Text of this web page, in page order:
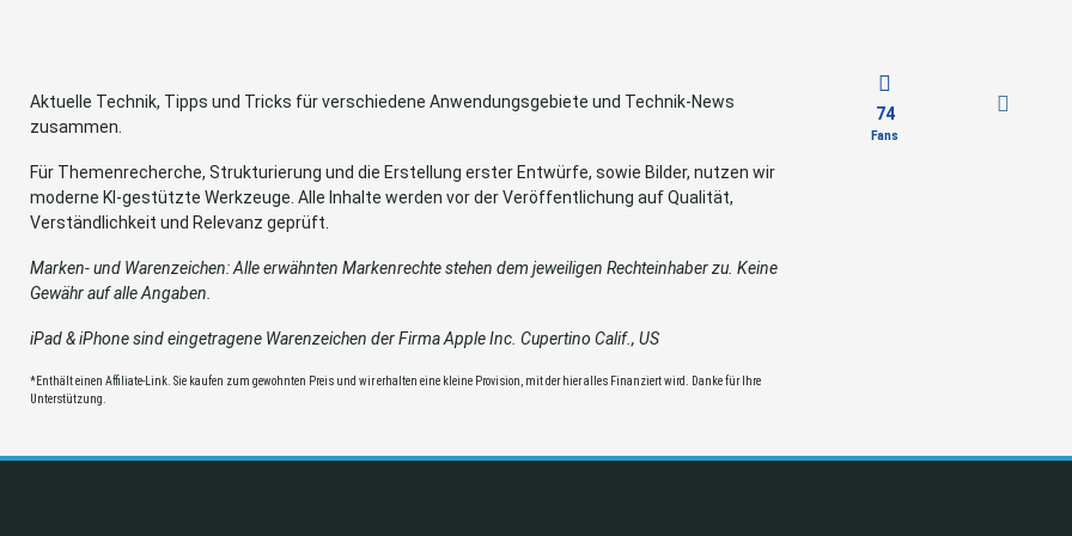
Aktuelle Technik, Tipps und Tricks für verschiedene Anwendungsgebiete und Technik-News
zusammen.
Für Themenrecherche, Strukturierung und die Erstellung erster Entwürfe, sowie Bilder, nutzen wir
moderne KI-gestützte Werkzeuge. Alle Inhalte werden vor der Veröffentlichung auf Qualität,
Verständlichkeit und Relevanz geprüft.
Marken- und Warenzeichen: Alle erwähnten Markenrechte stehen dem jeweiligen Rechteinhaber zu. Keine
Gewähr auf alle Angaben.
iPad & iPhone sind eingetragene Warenzeichen der Firma Apple Inc. Cupertino Calif., US
*Enthält einen Affiliate-Link. Sie kaufen zum gewohnten Preis und wir erhalten eine kleine Provision, mit der hier alles Finanziert wird. Danke für Ihre
Unterstützung.
74
Fans